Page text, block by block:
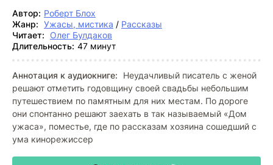
Автор: Роберт Блох
Жанр: Ужасы, мистика / Рассказы
Читает: Олег Булдаков
Длительность: 47 минут
Аннотация к аудиокниге:
Неудачливый писатель с женой
решают отметить годовщину своей свадьбы небольшим
путешествием по памятным для них местам. По дороге
они спонтанно решают заехать в так называемый «Дом
ужаса», поместье, где по рассказам хозяина сошедший с
ума кинорежиссер